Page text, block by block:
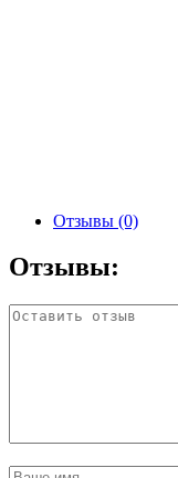
Отзывы (0)
Отзывы: